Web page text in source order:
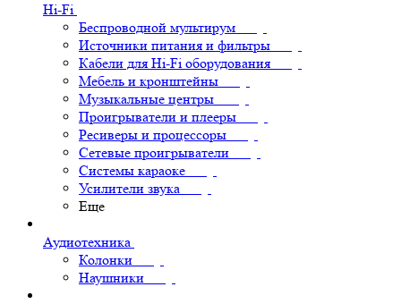
Hi-Fi
Беспроводной мультирум
Источники питания и фильтры
Кабели для Hi-Fi оборудования
Мебель и кронштейны
Музыкальные центры
Проигрыватели и плееры
Ресиверы и процессоры
Сетевые проигрыватели
Системы караоке
Усилители звука
Еще
Аудиотехника
Колонки
Наушники